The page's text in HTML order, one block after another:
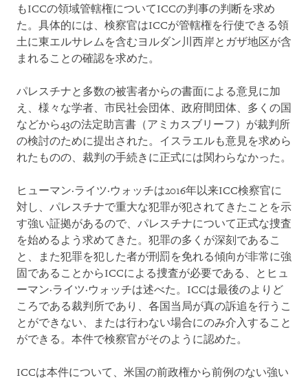
もICCの領域管轄権についてICCの判事の判断を求め
た。具体的には、検察官はICCが管轄権を行使できる領
土に東エルサレムを含むヨルダン川西岸とガザ地区が含
まれることの確認を求めた。
パレスチナと多数の被害者からの書面による意見に加
え、様々な学者、市民社会団体、政府間団体、多くの国
などから43の法定助言書（アミカスブリーフ）が裁判所
の検討のために提出された。イスラエルも意見を求めら
れたものの、裁判の手続きに正式には関わらなかった。
ヒューマン·ライツ·ウォッチは2016年以来ICC検察官に
対し、パレスチナで重大な犯罪が犯されてきたことを示
す強い証拠があるので、パレスチナについて正式な捜査
を始めるよう求めてきた。犯罪の多くが深刻であるこ
と、また犯罪を犯した者が刑罰を免れる傾向が非常に強
固であることからICCによる捜査が必要である、とヒュ
ーマン·ライツ·ウォッチは述べた。ICCは最後のよりど
ころである裁判所であり、各国当局が真の訴追を行うこ
とができない、または行わない場合にのみ介入すること
ができる。本件で検察官がそのように認めた。
ICCは本件について、米国の前政権から前例のない強い